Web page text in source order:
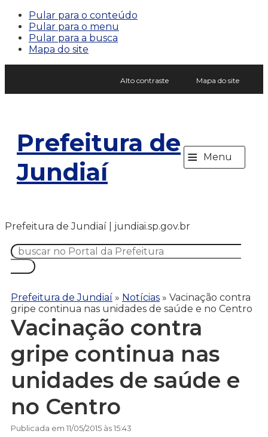
Pular para o conteúdo
Pular para o menu
Pular para a busca
Mapa do site
Alto contraste Mapa do site
Prefeitura de
Jundiaí
≡ Menu
Prefeitura de Jundiaí | jundiai.sp.gov.br
Prefeitura de Jundiaí » Notícias » Vacinação contra
gripe continua nas unidades de saúde e no Centro
Vacinação contra
gripe continua nas
unidades de saúde e
no Centro
Publicada em 11/05/2015 às 15:43